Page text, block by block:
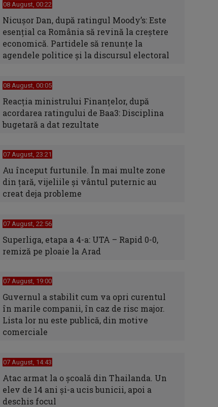
08 August, 00:22
Nicușor Dan, după ratingul Moody’s: Este
esențial ca România să revină la creștere
economică. Partidele să renunțe la
agendele politice și la discursul electoral
08 August, 00:05
Reacția ministrului Finanțelor, după
acordarea ratingului de Baa3: Disciplina
bugetară a dat rezultate
07 August, 23:21
Au început furtunile. În mai multe zone
din țară, vijeliile și vântul puternic au
creat deja probleme
07 August, 22:56
Superliga, etapa a 4-a: UTA – Rapid 0-0,
remiză pe ploaie la Arad
07 August, 19:00
Guvernul a stabilit cum va opri curentul
în marile companii, în caz de risc major.
Lista lor nu este publică, din motive
comerciale
07 August, 14:43
Atac armat la o școală din Thailanda. Un
elev de 14 ani și-a ucis bunicii, apoi a
deschis focul